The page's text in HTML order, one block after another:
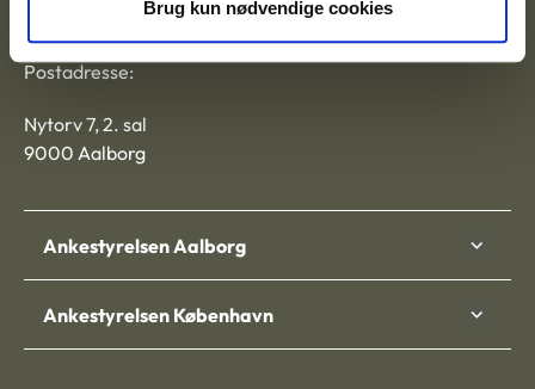
Brug kun nødvendige cookies
Ankestyrelsen
Postadresse:
Nytorv 7, 2. sal
9000 Aalborg
Ankestyrelsen Aalborg
Ankestyrelsen København